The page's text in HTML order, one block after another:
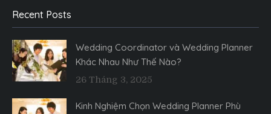
Recent Posts
Wedding Coordinator và Wedding Planner
Khác Nhau Như Thế Nào?
26 Tháng 3, 2025
Kinh Nghiệm Chọn Wedding Planner Phù